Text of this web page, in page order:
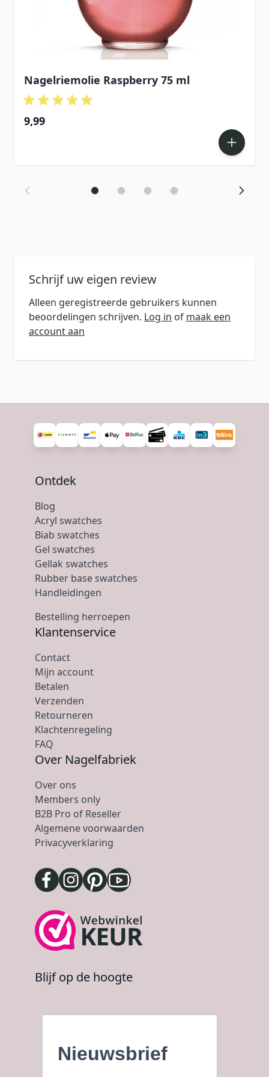
Nagelriemolie Raspberry 75 ml
9,99
Schrijf uw eigen review
Alleen geregistreerde gebruikers kunnen
beoordelingen schrijven. Log in of maak een
account aan
Ontdek
Blog
Acryl swatches
Biab swatches
Gel swatches
Gellak swatches
Rubber base swatches
Handleidingen
Bestelling herroepen
Klantenservice
Contact
Mijn account
Betalen
Verzenden
Retourneren
Klachtenregeling
FAQ
Over Nagelfabriek
Over ons
Members only
B2B Pro of Reseller
Algemene voorwaarden
Privacyverklaring
Blijf op de hoogte
Nieuwsbrief